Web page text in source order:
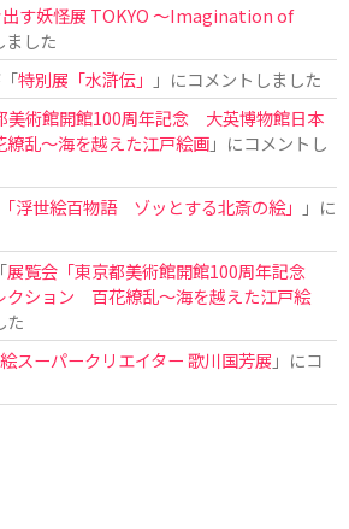
出す妖怪展 TOKYO 〜Imagination of
ました
特別展「水滸伝」
」にコメントしました
美術館開館100周年記念 大英博物館日本
乱～海を越えた江戸絵画」にコメントし
浮世絵百物語 ゾッとする北斎の絵」
」に
展覧会「東京都美術館開館100周年記念
クション 百花繚乱〜海を越えた江戸絵
た
スーパークリエイター 歌川国芳展 」にコ